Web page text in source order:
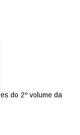
do 2º volume da